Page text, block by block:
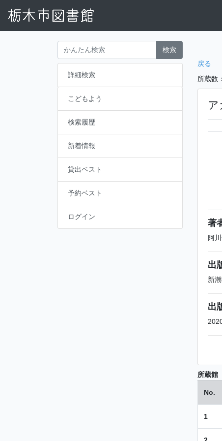
検索
詳細検索
こどもよう
検索履歴
新着情報
貸出ベスト
予約ベスト
ログイン
戻る
所蔵数
ア
著
阿
出
新
出
所蔵館
No.
1